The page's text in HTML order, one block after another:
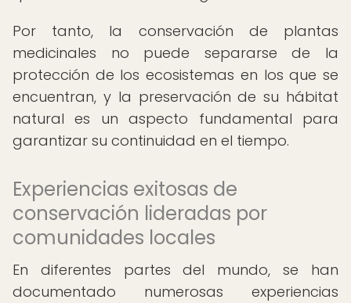
Por tanto, la conservación de plantas
medicinales no puede separarse de la
protección de los ecosistemas en los que se
encuentran, y la preservación de su hábitat
natural es un aspecto fundamental para
garantizar su continuidad en el tiempo.
Experiencias exitosas de
conservación lideradas por
comunidades locales
En diferentes partes del mundo, se han
documentado numerosas experiencias